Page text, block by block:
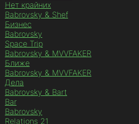
Нет крайних
Babrovsky & Shef
Бизнес
Babrovsky
Space Trip
Babrovsky & MVVFAKER
Ближе
Babrovsky & MVVFAKER
Дела
Babrovsky & Bart
Bar
Babrovsky
Relations 21